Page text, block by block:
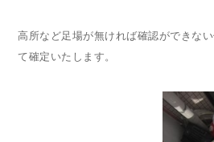
高所など足場が無ければ確認ができな
て確定いたします。